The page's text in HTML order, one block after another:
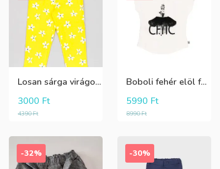
Losan sárga virágos 3/4-es leggings
4390Ft
3000 Ft
Boboli fehér elöl fekete tüll+gyöngyös csini póló
8990Ft
5990 Ft
-32% -30%